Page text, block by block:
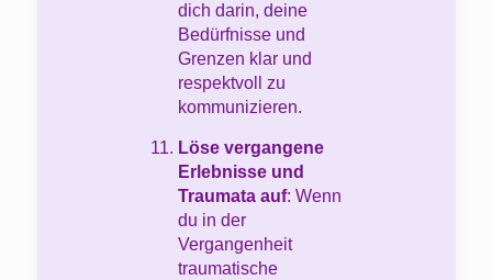
dich darin, deine
Bedürfnisse und
Grenzen klar und
respektvoll zu
kommunizieren.
Löse vergangene
Erlebnisse und
Traumata auf: Wenn
du in der
Vergangenheit
traumatische